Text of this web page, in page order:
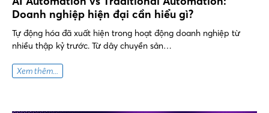
Doanh nghiệp hiện đại cần hiểu gì?
Tự động hóa đã xuất hiện trong hoạt động doanh nghiệp từ
nhiều thập kỷ trước. Từ dây chuyền sản…
Xem thêm...